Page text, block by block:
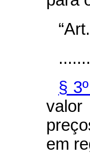
§ 3º
valor
em